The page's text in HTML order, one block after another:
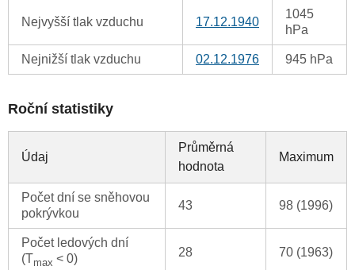
Nejvyšší tlak vzduchu 17.12.1940
1045
hPa
Nejnižší tlak vzduchu 02.12.1976 945 hPa
Roční statistiky
Údaj
Průměrná
hodnota
Maximum
Počet dní se sněhovou
pokrývkou
43 98 (1996)
Počet ledových dní
(Tmax < 0) 28 70 (1963)